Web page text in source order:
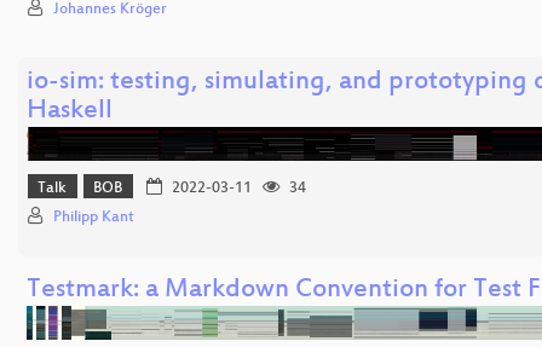
Johannes Kröger
io-sim: testing, simulating, and prototyping
Haskell
Talk BOB 2022-03-11
34
Philipp Kant
Testmark: a Markdown Convention for Test